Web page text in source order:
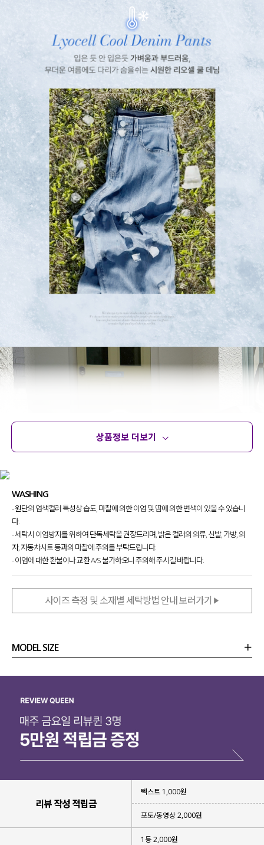
상품정보 더보기
WASHING
- 원단의 염색컬러 특성상 습도, 마찰에 의한 이염 및 땀에 의한 변색이 있을 수 있습니
다.
- 세탁시 이염방지를 위하여 단독세탁을 권장드리며, 밝은 컬러의 의류, 신발, 가방, 의
자, 자동차시트 등과의 마찰에 주의를 부탁드립니다.
- 이염에 대한 환불이나 교환 A/S 불가하오니 주의해 주시길 바랍니다.
사이즈 측정 및 소재별 세탁방법 안내 보러가기
MODEL SIZE
리뷰 작성 적립금
텍스트 1,000원
포토/동영상 2,000원
1등 2,000원